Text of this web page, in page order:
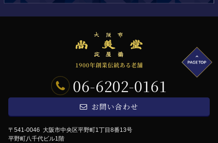
06-6202-0161
お問い合わせ
〒541-0046 大阪市中央区平野町1丁目8番13号
平野町八千代ビル1階